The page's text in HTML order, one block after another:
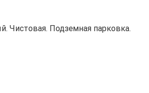
Чистовая. Подземная парковка.